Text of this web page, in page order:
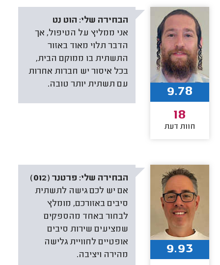
הבחירה שלי: הוט נט
אני ממליץ על הטיפול, אך
הדבר תלוי מאוד באזור
התשתית בו ממוקם הבית,
בכל איסור יש חברות אחרות
עם תשתית יותר טובה.
9.78
18
חוות דעת
הבחירה שלי: פרטנר (012)
אם יש לכם גישה לתשתית
סיבים באזורכם, מומלץ
לבחור באחד מהספקים
שמציעים שירות סיבים
אופטיים לחוויית גלישה
מהירה ויציבה.
9.93